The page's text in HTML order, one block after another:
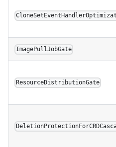
ImagePullJobGate
ResourceDistributionGate